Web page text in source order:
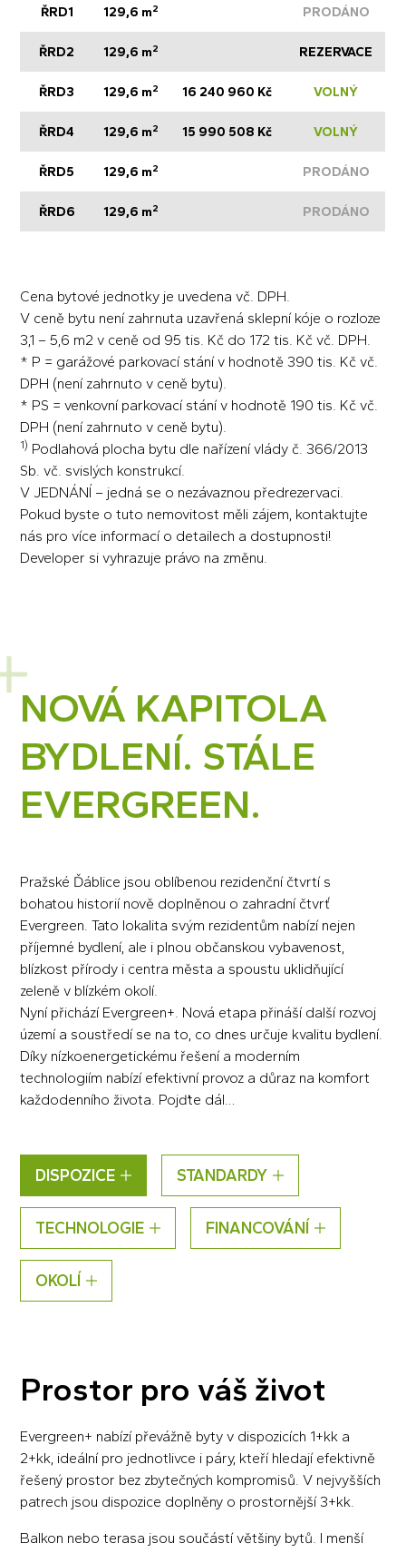
ŘRD1 129,6 m2 PRODÁNO
ŘRD2 129,6 m2 REZERVACE
ŘRD3 129,6 m2 16 240 960 Kč VOLNÝ
ŘRD4 129,6 m2 15 990 508 Kč VOLNÝ
ŘRD5 129,6 m2 PRODÁNO
ŘRD6 129,6 m2 PRODÁNO
Cena bytové jednotky je uvedena vč. DPH.
V ceně bytu není zahrnuta uzavřená sklepní kóje o rozloze
3,1 – 5,6 m2 v ceně od 95 tis. Kč do 172 tis. Kč vč. DPH.
* P = garážové parkovací stání v hodnotě 390 tis. Kč vč.
DPH (není zahrnuto v ceně bytu).
* PS = venkovní parkovací stání v hodnotě 190 tis. Kč vč.
DPH (není zahrnuto v ceně bytu).
1) Podlahová plocha bytu dle nařízení vlády č. 366/2013
Sb. vč. svislých konstrukcí.
V JEDNÁNÍ – jedná se o nezávaznou předrezervaci.
Pokud byste o tuto nemovitost měli zájem, kontaktujte
nás pro více informací o detailech a dostupnosti!
Developer si vyhrazuje právo na změnu.
NOVÁ KAPITOLA
BYDLENÍ. STÁLE
EVERGREEN.
Pražské Ďáblice jsou oblíbenou rezidenční čtvrtí s
bohatou historií nově doplněnou o zahradní čtvrť
Evergreen. Tato lokalita svým rezidentům nabízí nejen
příjemné bydlení, ale i plnou občanskou vybavenost,
blízkost přírody i centra města a spoustu uklidňující
zeleně v blízkém okolí.
Nyní přichází Evergreen+. Nová etapa přináší další rozvoj
území a soustředí se na to, co dnes určuje kvalitu bydlení.
Díky nízkoenergetickému řešení a moderním
technologiím nabízí efektivní provoz a důraz na komfort
každodenního života. Pojďte dál…
DISPOZICE STANDARDY
TECHNOLOGIE FINANCOVÁNÍ
OKOLÍ
Prostor pro váš život
Evergreen+ nabízí převážně byty v dispozicích 1+kk a
2+kk, ideální pro jednotlivce i páry, kteří hledají efektivně
řešený prostor bez zbytečných kompromisů. V nejvyšších
patrech jsou dispozice doplněny o prostornější 3+kk.
Balkon nebo terasa jsou součástí většiny bytů. I menší